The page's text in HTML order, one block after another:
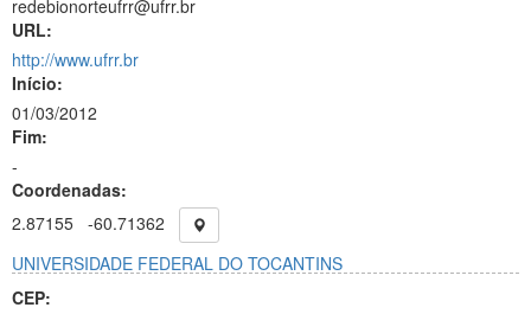
redebionorteufrr@ufrr.br
URL:
http://www.ufrr.br
Início:
01/03/2012
Fim:
-
Coordenadas:
2.87155 -60.71362
UNIVERSIDADE FEDERAL DO TOCANTINS
CEP: